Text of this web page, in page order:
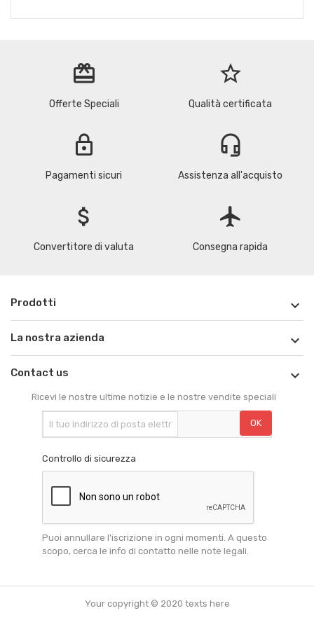
redeem
Offerte Speciali
star_border
Qualità certificata
lock
Pagamenti sicuri
headset_mic
Assistenza all'acquisto
attach_money
Convertitore di valuta
flight
Consegna rapida
Prodotti 
La nostra azienda 
Contact us 
Ricevi le nostre ultime notizie e le nostre vendite speciali
Controllo di sicurezza
Puoi annullare l'iscrizione in ogni momenti. A questo
scopo, cerca le info di contatto nelle note legali.
Your copyright © 2020 texts here